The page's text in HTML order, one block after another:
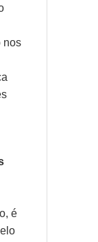
nos
é